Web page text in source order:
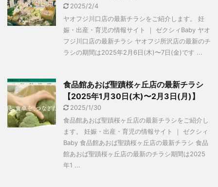
2025/2/4
ヤオフジ川口店の最新チラシをご紹介します。 妊
娠・出産・育児の情報サイト ｜ ゼクシィBaby ヤオ
フジ川口店の最新チラシ ヤオフジ所沢店の最新のチ
ラシの期間は2025年2月6日(木)〜7日(金)です ...
食品館あおば聖蹟桜ヶ丘店の最新チラシ
【2025年1月30日(木)〜2月3日(月)】
2025/1/30
食品館あおば聖蹟桜ヶ丘店の最新チラシをご紹介し
ます。 妊娠・出産・育児の情報サイト ｜ ゼクシィ
Baby 食品館あおば聖蹟桜ヶ丘店の最新チラシ 食品
館あおば聖蹟桜ヶ丘店の最新のチラシ期間は2025
年1 ...